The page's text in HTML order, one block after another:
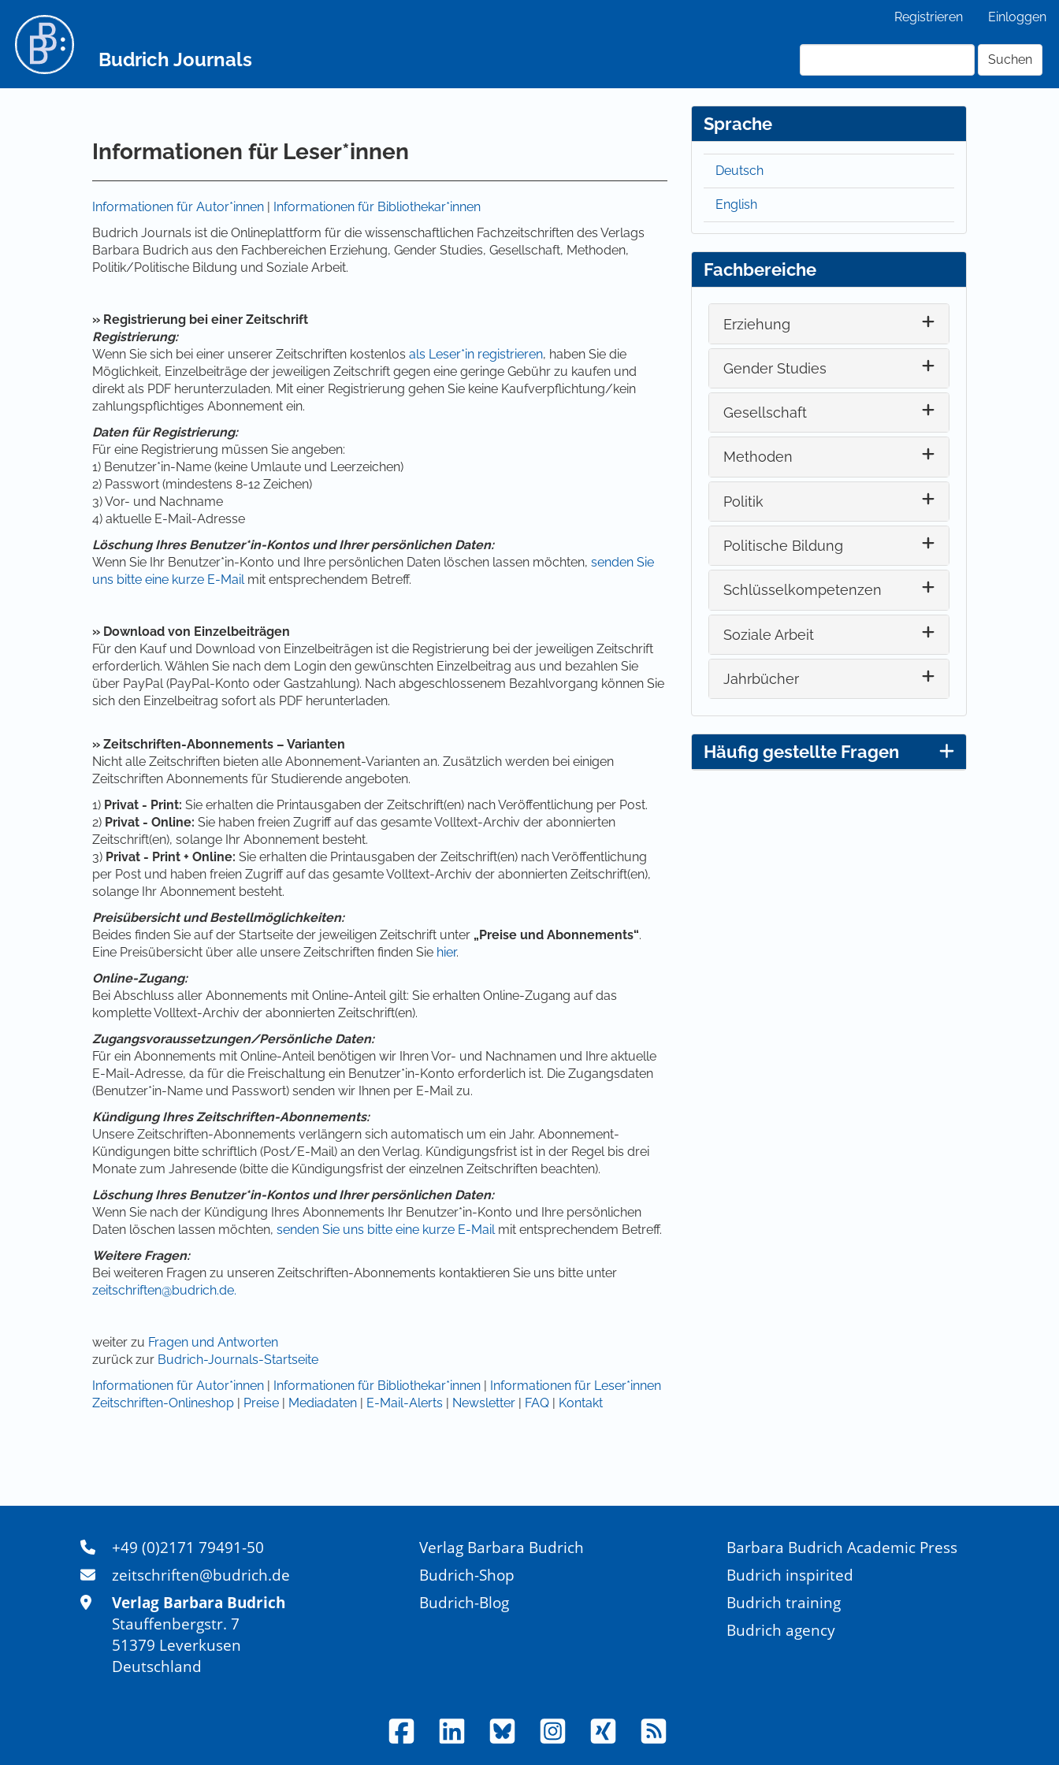
Hauptinhalt
Sidebar
Registrieren Einloggen
Budrich Journals Suchen
Informationen für Leser*innen
Informationen für Autor*innen | Informationen für Bibliothekar*innen
Budrich Journals ist die Onlineplattform für die wissenschaftlichen Fachzeitschriften des Verlags
Barbara Budrich aus den Fachbereichen Erziehung, Gender Studies, Gesellschaft, Methoden,
Politik/Politische Bildung und Soziale Arbeit.
» Registrierung bei einer Zeitschrift
Registrierung:
Wenn Sie sich bei einer unserer Zeitschriften kostenlos als Leser*in registrieren, haben Sie die
Möglichkeit, Einzelbeiträge der jeweiligen Zeitschrift gegen eine geringe Gebühr zu kaufen und
direkt als PDF herunterzuladen. Mit einer Registrierung gehen Sie keine Kaufverpflichtung/kein
zahlungspflichtiges Abonnement ein.
Daten für Registrierung:
Für eine Registrierung müssen Sie angeben:
1) Benutzer*in-Name (keine Umlaute und Leerzeichen)
2) Passwort (mindestens 8-12 Zeichen)
3) Vor- und Nachname
4) aktuelle E-Mail-Adresse
Löschung Ihres Benutzer*in-Kontos und Ihrer persönlichen Daten:
Wenn Sie Ihr Benutzer*in-Konto und Ihre persönlichen Daten löschen lassen möchten, senden Sie
uns bitte eine kurze E-Mail mit entsprechendem Betreff.
» Download von Einzelbeiträgen
Für den Kauf und Download von Einzelbeiträgen ist die Registrierung bei der jeweiligen Zeitschrift
erforderlich. Wählen Sie nach dem Login den gewünschten Einzelbeitrag aus und bezahlen Sie
über PayPal (PayPal-Konto oder Gastzahlung). Nach abgeschlossenem Bezahlvorgang können Sie
sich den Einzelbeitrag sofort als PDF herunterladen.
» Zeitschriften-Abonnements – Varianten
Nicht alle Zeitschriften bieten alle Abonnement-Varianten an. Zusätzlich werden bei einigen
Zeitschriften Abonnements für Studierende angeboten.
1) Privat - Print: Sie erhalten die Printausgaben der Zeitschrift(en) nach Veröffentlichung per Post.
2) Privat - Online: Sie haben freien Zugriff auf das gesamte Volltext-Archiv der abonnierten
Zeitschrift(en), solange Ihr Abonnement besteht.
3) Privat - Print + Online: Sie erhalten die Printausgaben der Zeitschrift(en) nach Veröffentlichung
per Post und haben freien Zugriff auf das gesamte Volltext-Archiv der abonnierten Zeitschrift(en),
solange Ihr Abonnement besteht.
Preisübersicht und Bestellmöglichkeiten:
Beides finden Sie auf der Startseite der jeweiligen Zeitschrift unter „Preise und Abonnements“.
Eine Preisübersicht über alle unsere Zeitschriften finden Sie hier.
Online-Zugang:
Bei Abschluss aller Abonnements mit Online-Anteil gilt: Sie erhalten Online-Zugang auf das
komplette Volltext-Archiv der abonnierten Zeitschrift(en).
Zugangsvoraussetzungen/Persönliche Daten:
Für ein Abonnements mit Online-Anteil benötigen wir Ihren Vor- und Nachnamen und Ihre aktuelle
E-Mail-Adresse, da für die Freischaltung ein Benutzer*in-Konto erforderlich ist. Die Zugangsdaten
(Benutzer*in-Name und Passwort) senden wir Ihnen per E-Mail zu.
Kündigung Ihres Zeitschriften-Abonnements:
Unsere Zeitschriften-Abonnements verlängern sich automatisch um ein Jahr. Abonnement-
Kündigungen bitte schriftlich (Post/E-Mail) an den Verlag. Kündigungsfrist ist in der Regel bis drei
Monate zum Jahresende (bitte die Kündigungsfrist der einzelnen Zeitschriften beachten).
Löschung Ihres Benutzer*in-Kontos und Ihrer persönlichen Daten:
Wenn Sie nach der Kündigung Ihres Abonnements Ihr Benutzer*in-Konto und Ihre persönlichen
Daten löschen lassen möchten, senden Sie uns bitte eine kurze E-Mail mit entsprechendem Betreff.
Weitere Fragen:
Bei weiteren Fragen zu unseren Zeitschriften-Abonnements kontaktieren Sie uns bitte unter
zeitschriften@budrich.de.
weiter zu Fragen und Antworten
zurück zur Budrich-Journals-Startseite
Informationen für Autor*innen | Informationen für Bibliothekar*innen | Informationen für Leser*innen
Zeitschriften-Onlineshop | Preise | Mediadaten | E-Mail-Alerts | Newsletter | FAQ | Kontakt
Sprache
Deutsch
English
Fachbereiche
Erziehung
Gender Studies
Gesellschaft
Methoden
Politik
Politische Bildung
Schlüsselkompetenzen
Soziale Arbeit
Jahrbücher
Häufig gestellte Fragen
+49 (0)2171 79491-50
zeitschriften@budrich.de
Verlag Barbara Budrich
Stauffenbergstr. 7
51379 Leverkusen
Deutschland
Verlag Barbara Budrich
Budrich-Shop
Budrich-Blog
Barbara Budrich Academic Press
Budrich inspirited
Budrich training
Budrich agency